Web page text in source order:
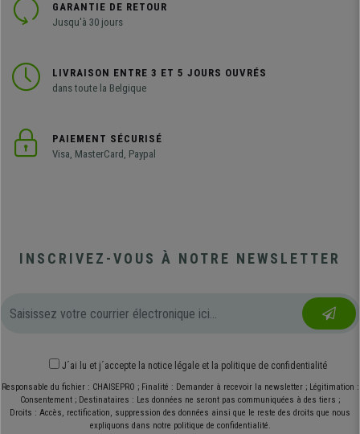
GARANTIE DE RETOUR
Jusqu'à 30 jours
LIVRAISON ENTRE 3 ET 5 JOURS OUVRÉS
dans toute la Belgique
PAIEMENT SÉCURISÉ
Visa, MasterCard, Paypal
INSCRIVEZ-VOUS À NOTRE NEWSLETTER
J´ai lu et j´accepte la notice légale et la politique de confidentialité
Responsable du fichier : CHAISEPRO ; Finalité : Demander à recevoir la newsletter ; Légitimation :
Consentement ; Destinataires : Les données ne seront pas communiquées à des tiers ;
Droits : Accès, rectification, suppression des données ainsi que le reste des droits que nous
expliquons dans notre politique de confidentialité.